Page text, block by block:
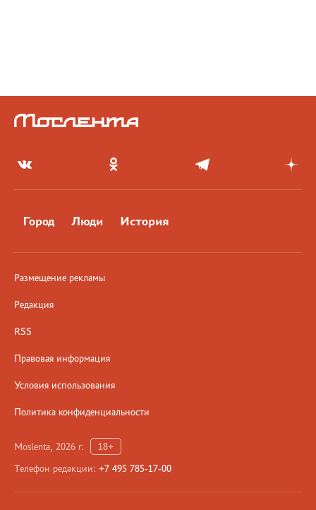
Город Люди История
Размещение рекламы
Редакция
RSS
Правовая информация
Условия использования
Политика конфиденциальности
Moslenta, 2026 г.
18+
Телефон редакции: +7 495 785-17-00